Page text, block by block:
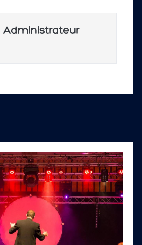
Administrateur